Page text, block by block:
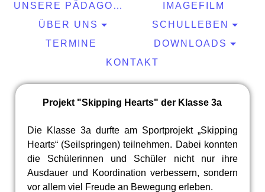
UNSERE PÄDAGOGIK
IMAGEFILM
ÜBER UNS
SCHULLEBEN
TERMINE
DOWNLOADS
KONTAKT
Projekt "Skipping Hearts" der Klasse 3a
Die Klasse 3a durfte am Sportprojekt „Skipping
Hearts“ (Seilspringen) teilnehmen. Dabei konnten
die Schülerinnen und Schüler nicht nur ihre
Ausdauer und Koordination verbessern, sondern
vor allem viel Freude an Bewegung erleben.